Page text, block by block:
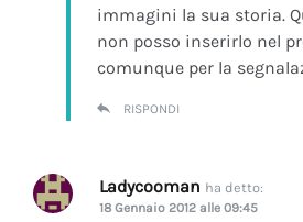
immagini la sua storia.
non posso inserirlo nel
comunque per la
RISPONDI
Ladycooman ha detto:
18 Gennaio 2012 alle 09:45